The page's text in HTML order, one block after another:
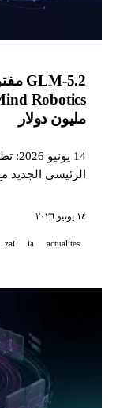
مليون دولار
الرئيسي الجديد
١٤ يونيو ٢٠٢٦
actualites
ia
zai